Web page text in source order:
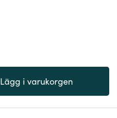
Lägg i varukorgen